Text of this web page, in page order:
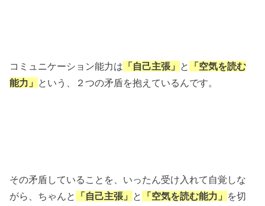
コミュニケーション能力は 「自己主張」 と
「空気を読む
能力」 という、２つの矛盾を抱えているんです。
その矛盾していることを、いったん受け入れて自覚しな
がら、ちゃんと
「自己主張」 と 「空気を読む能力」 を切